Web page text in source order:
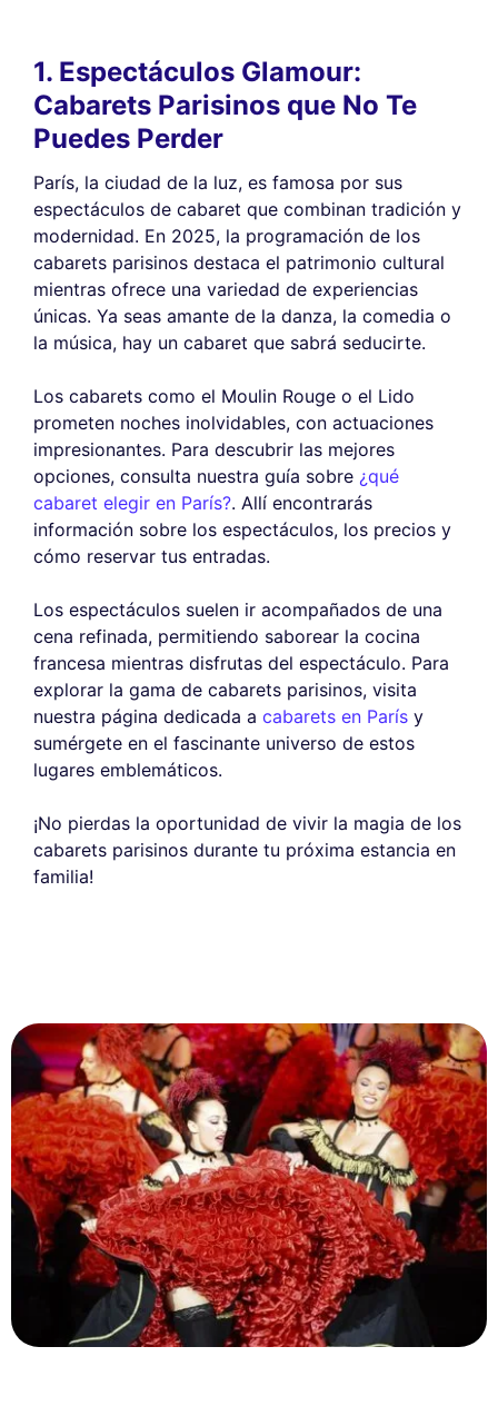
1. Espectáculos Glamour:
Cabarets Parisinos que No Te
Puedes Perder
París, la ciudad de la luz, es famosa por sus
espectáculos de cabaret que combinan tradición y
modernidad. En 2025, la programación de los
cabarets parisinos destaca el patrimonio cultural
mientras ofrece una variedad de experiencias
únicas. Ya seas amante de la danza, la comedia o
la música, hay un cabaret que sabrá seducirte.
Los cabarets como el Moulin Rouge o el Lido
prometen noches inolvidables, con actuaciones
impresionantes. Para descubrir las mejores
opciones, consulta nuestra guía sobre ¿qué
cabaret elegir en París?. Allí encontrarás
información sobre los espectáculos, los precios y
cómo reservar tus entradas.
Los espectáculos suelen ir acompañados de una
cena refinada, permitiendo saborear la cocina
francesa mientras disfrutas del espectáculo. Para
explorar la gama de cabarets parisinos, visita
nuestra página dedicada a cabarets en París y
sumérgete en el fascinante universo de estos
lugares emblemáticos.
¡No pierdas la oportunidad de vivir la magia de los
cabarets parisinos durante tu próxima estancia en
familia!